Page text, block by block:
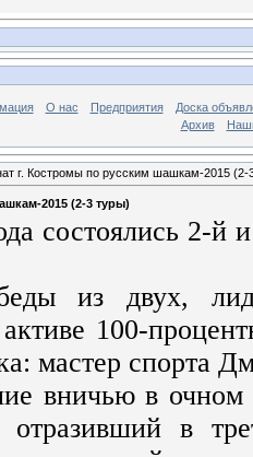
О нас Предприятия
Доска
Архив
г. Костромы по русским шашкам-2015 (2-
2015 (2-3 туры)
состоялись 2-
из двух,
100-
мастер спорта
вничью в очном
в